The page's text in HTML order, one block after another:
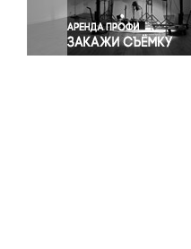
Экономика и бизнес